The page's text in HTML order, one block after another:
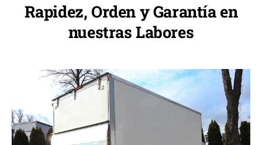
Rapidez, Orden y Garantía en
nuestras Labores